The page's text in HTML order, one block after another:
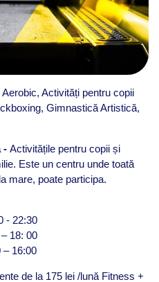
Activități pentru copii
Gimnastică Artistică,
- Activitățile pentru copii și
Este un centru unde toată
mare, poate participa.
- 22:30
18: 00
– 16:00
de la 175 lei /lună Fitness +